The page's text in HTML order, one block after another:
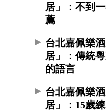
居」：不到
薦
台北嘉佩樂
居」：傳統
的語言
台北嘉佩樂
居」：15歲